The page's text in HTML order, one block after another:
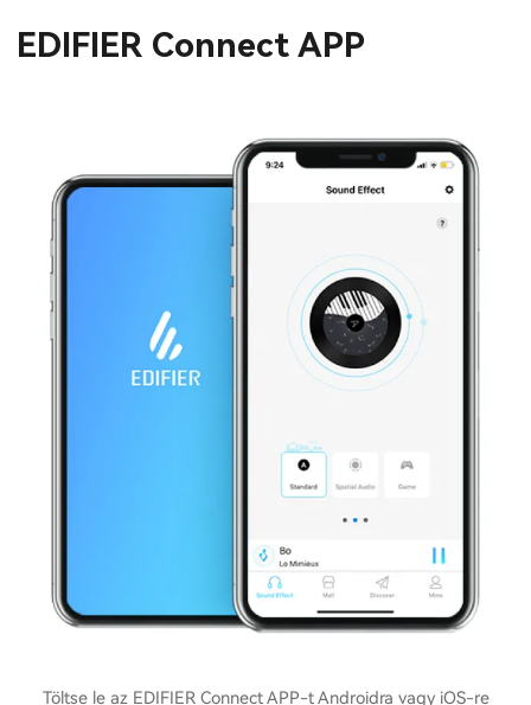
EDIFIER Connect APP
Töltse le az EDIFIER Connect APP-t Androidra vagy iOS-re